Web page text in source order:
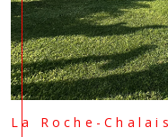
La Roche-